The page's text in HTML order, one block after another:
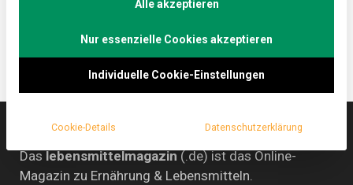
überall in der Hauptstadt sei Dank.
Das lebensmittelmagazin (.de) ist das Online-
Magazin zu Ernährung & Lebensmitteln.
Alle akzeptieren
Nur essenzielle Cookies akzeptieren
Individuelle Cookie-Einstellungen
Cookie-Details Datenschutzerklärung